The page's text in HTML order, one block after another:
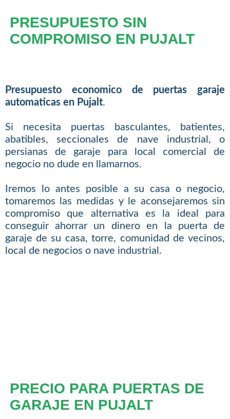
PRESUPUESTO SIN
COMPROMISO EN PUJALT
Presupuesto economico de puertas garaje
automaticas en Pujalt.
Si necesita puertas basculantes, batientes,
abatibles, seccionales de nave industrial, o
persianas de garaje para local comercial de
negocio no dude en llamarnos.
Iremos lo antes posible a su casa o negocio,
tomaremos las medidas y le aconsejaremos sin
compromiso que alternativa es la ideal para
conseguir ahorrar un dinero en la puerta de
garaje de su casa, torre, comunidad de vecinos,
local de negocios o nave industrial.
PRECIO PARA PUERTAS DE
GARAJE EN PUJALT